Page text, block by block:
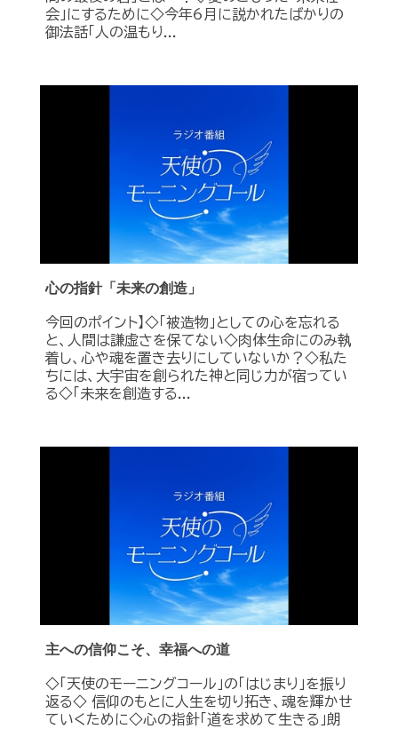
会」にするために◇今年6月に説かれたばかりの
御法話「人の温もり...
心の指針「未来の創造」
今回のポイント】◇「被造物」としての心を忘れる
と、人間は謙虚さを保てない◇肉体生命にのみ執
着し、心や魂を置き去りにしていないか？◇私た
ちには、大宇宙を創られた神と同じ力が宿ってい
る◇「未来を創造する...
主への信仰こそ、幸福への道
◇「天使のモーニングコール」の「はじまり」を振り
返る◇ 信仰のもとに人生を切り拓き、魂を輝かせ
ていくために◇心の指針「道を求めて生きる」朗